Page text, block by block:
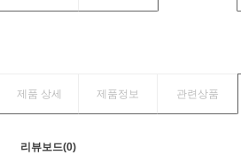
제품 상세 제품정보 관련상품
리뷰보드(0)